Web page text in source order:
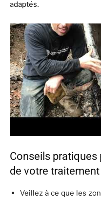
adaptés.
Conseils pratiques
de votre traitement
Veillez à ce que les